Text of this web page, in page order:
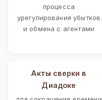
процесса
урегулирования убытков
и обмена с агентами
Акты сверки в
Диадоке